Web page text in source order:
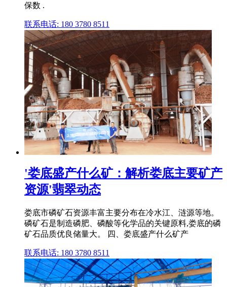
保数 .
联系电话: 180 3780 8511
'娄底盛产什么矿：解析娄底主要矿产
资源'翡翠动态
娄底市磷矿石资源丰富主要分布在冷水江、涟源等地。
磷矿石是制造磷肥、磷酸等化学品的关键原料,娄底的磷
矿石品质优良储量大。 四、娄底盛产什么矿产
联系电话: 180 3780 8511